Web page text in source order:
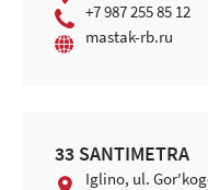
+7 987 255 85 12
mastak-rb.ru
33 SANTIMETRA
Iglino, ul.